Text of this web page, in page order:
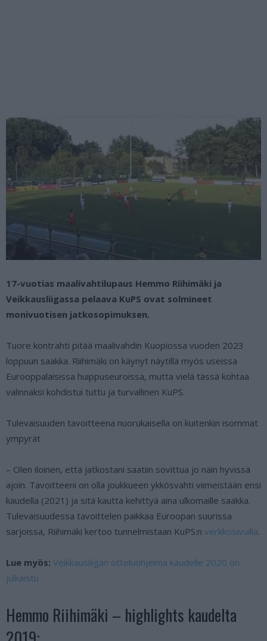
17-vuotias maalivahtilupaus Hemmo Riihimäki ja
Veikkausliigassa pelaava KuPS ovat solmineet
monivuotisen jatkosopimuksen.
Tuore kontrahti pitää maalivahdin Kuopiossa vuoden 2023
loppuun saakka. Riihimäki on käynyt näytillä myös useissa
Eurooppalaisissa huippuseuroissa, mutta vielä tässä kohtaa
valinnaksi kohdistui tuttu ja turvallinen KuPS.
Tulevaisuuden tavoitteena nuorukaisella on kuitenkin isommat
ympyrät
– Olen iloinen, että jatkostani saatiin sovittua jo näin hyvissä
ajoin. Tavoitteeni on olla joukkueen ykkösvahti viimeistään ensi
kaudella (2021) ja sitä kautta kehittyä aina ulkomaille saakka.
Tulevaisuudessa tavoittelen paikkaa Euroopan suurissa
sarjoissa, Riihimäki kertoo tunnelmistaan KuPS:n verkkosivuilla.
Lue myös: Veikkausliigan otteluohjelma kaudelle 2020 on
julkaistu
Hemmo Riihimäki – highlights kaudelta